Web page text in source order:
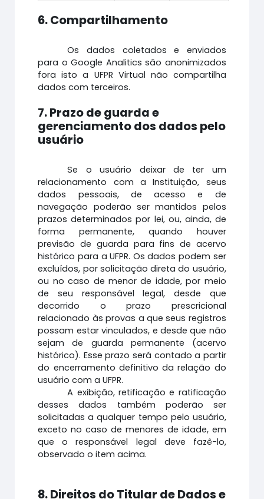
6. Compartilhamento
Os dados coletados e enviados
para o Google Analitics são anonimizados
fora isto a UFPR Virtual não compartilha
dados com terceiros.
7. Prazo de guarda e
gerenciamento dos dados pelo
usuário
Se o usuário deixar de ter um
relacionamento com a Instituição, seus
dados pessoais, de acesso e de
navegação poderão ser mantidos pelos
prazos determinados por lei, ou, ainda, de
forma permanente, quando houver
previsão de guarda para fins de acervo
histórico para a UFPR. Os dados podem ser
excluídos, por solicitação direta do usuário,
ou no caso de menor de idade, por meio
de seu responsável legal, desde que
decorrido o prazo prescricional
relacionado às provas a que seus registros
possam estar vinculados, e desde que não
sejam de guarda permanente (acervo
histórico). Esse prazo será contado a partir
do encerramento definitivo da relação do
usuário com a UFPR.
A exibição, retificação e ratificação
desses dados também poderão ser
solicitadas a qualquer tempo pelo usuário,
exceto no caso de menores de idade, em
que o responsável legal deve fazê-lo,
observado o item acima.
8. Direitos do Titular de Dados e